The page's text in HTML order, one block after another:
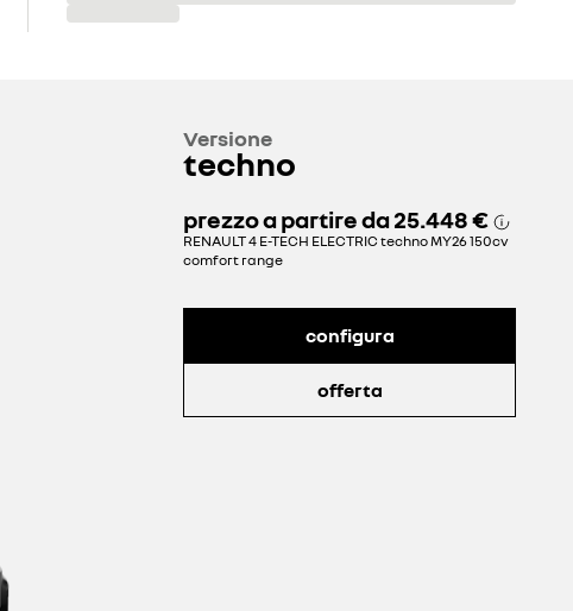
Versione
techno
prezzo a partire da25.448 €
RENAULT 4 E-TECH ELECTRIC techno MY26 150cv
comfort range
configura
offerta